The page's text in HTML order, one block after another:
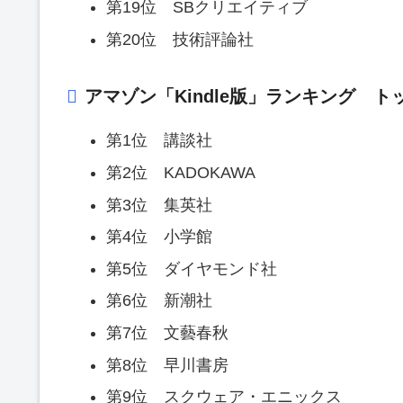
第19位 SBクリエイティブ
第20位 技術評論社
アマゾン「Kindle版」ランキング ト
第1位 講談社
第2位 KADOKAWA
第3位 集英社
第4位 小学館
第5位 ダイヤモンド社
第6位 新潮社
第7位 文藝春秋
第8位 早川書房
第9位 スクウェア・エニックス